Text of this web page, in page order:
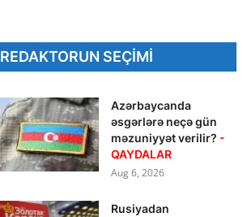
REDAKTORUN SEÇIMI
Azərbaycanda
əsgərlərə neçə gün
məzuniyyət verilir? -
QAYDALAR
Aug 6, 2026
Rusiyadan